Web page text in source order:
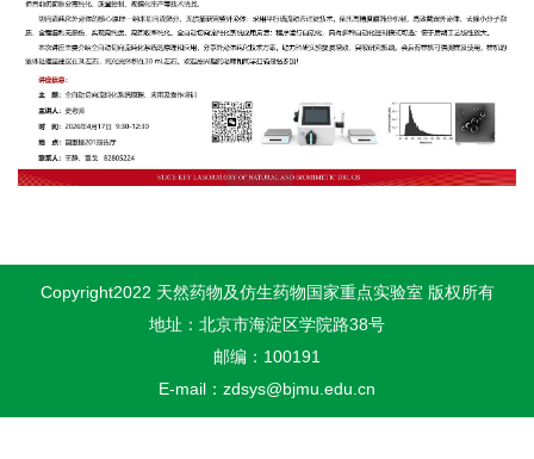
Copyright2022 天然药物及仿生药物国家重点实验室 版权所有
地址：北京市海淀区学院路38号
邮编：100191
E-mail：zdsys@bjmu.edu.cn